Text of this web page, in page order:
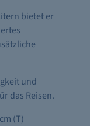
bietet er
und
das Reisen.
(T)